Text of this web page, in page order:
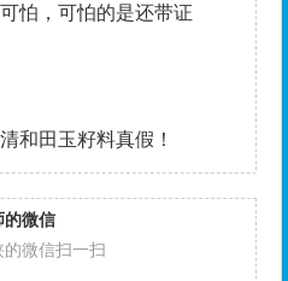
怕，可怕的是还带证
和田玉籽料真假！
的微信
的微信扫一扫